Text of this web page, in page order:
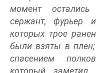
момент остались
сержант, фурьер
которых трое
были взяты в плен;
спасением
который